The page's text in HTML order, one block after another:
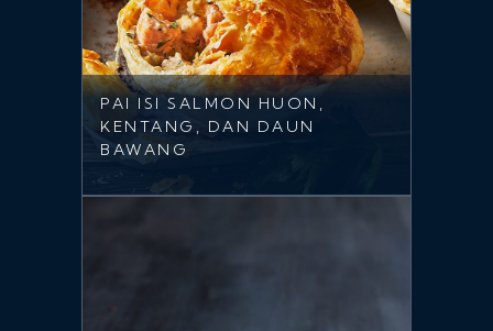
PAI ISI SALMON HUON,
KENTANG, DAN DAUN
BAWANG